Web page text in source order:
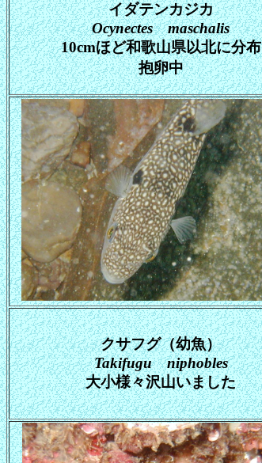
イダテンカジカ
Ocynectes maschalis
10cmほど和歌山県以北に分布
抱卵中
クサフグ（幼魚）
Takifugu niphobles
大小様々沢山いました